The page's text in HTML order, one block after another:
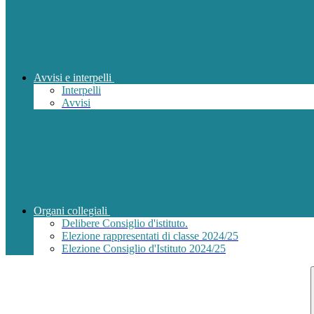
Avvisi e interpelli
Interpelli
Avvisi
Organi collegiali
Delibere Consiglio d'istituto.
Elezione rappresentati di classe 2024/25
Elezione Consiglio d'Istituto 2024/25